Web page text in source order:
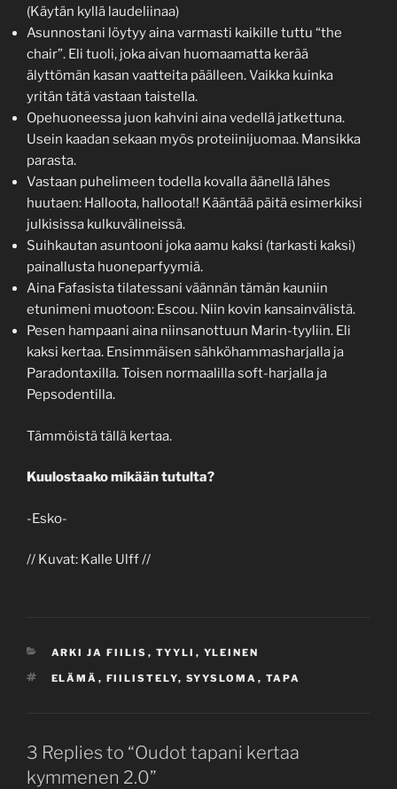
(Käytän kyllä laudeliinaa)
Asunnostani löytyy aina varmasti kaikille tuttu “the
chair”. Eli tuoli, joka aivan huomaamatta kerää
älyttömän kasan vaatteita päälleen. Vaikka kuinka
yritän tätä vastaan taistella.
Opehuoneessa juon kahvini aina vedellä jatkettuna.
Usein kaadan sekaan myös proteiinijuomaa. Mansikka
parasta.
Vastaan puhelimeen todella kovalla äänellä lähes
huutaen: Halloota, halloota!! Kääntää päitä esimerkiksi
julkisissa kulkuvälineissä.
Suihkautan asuntooni joka aamu kaksi (tarkasti kaksi)
painallusta huoneparfyymiä.
Aina Fafasista tilatessani väännän tämän kauniin
etunimeni muotoon: Escou. Niin kovin kansainvälistä.
Pesen hampaani aina niinsanottuun Marin-tyyliin. Eli
kaksi kertaa. Ensimmäisen sähköhammasharjalla ja
Paradontaxilla. Toisen normaalilla soft-harjalla ja
Pepsodentilla.
Tämmöistä tällä kertaa.
Kuulostaako mikään tutulta?
-Esko-
// Kuvat: Kalle Ulff //
CATEGORIES
ARKI JA FIILIS , TYYLI , YLEINEN
TAGS
ELÄMÄ , FIILISTELY, SYYSLOMA , TAPA
3 Replies to “Oudot tapani kertaa
kymmenen 2.0”